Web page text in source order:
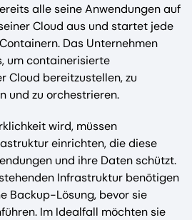
alle seine Anwendungen auf
Cloud aus und startet jede
Das Unternehmen
um containerisierte
Cloud bereitzustellen, zu
und zu orchestrieren.
wird, müssen
einrichten, die diese
und ihre Daten schützt.
Infrastruktur benötigen
Backup-Lösung, bevor sie
Im Idealfall möchten sie